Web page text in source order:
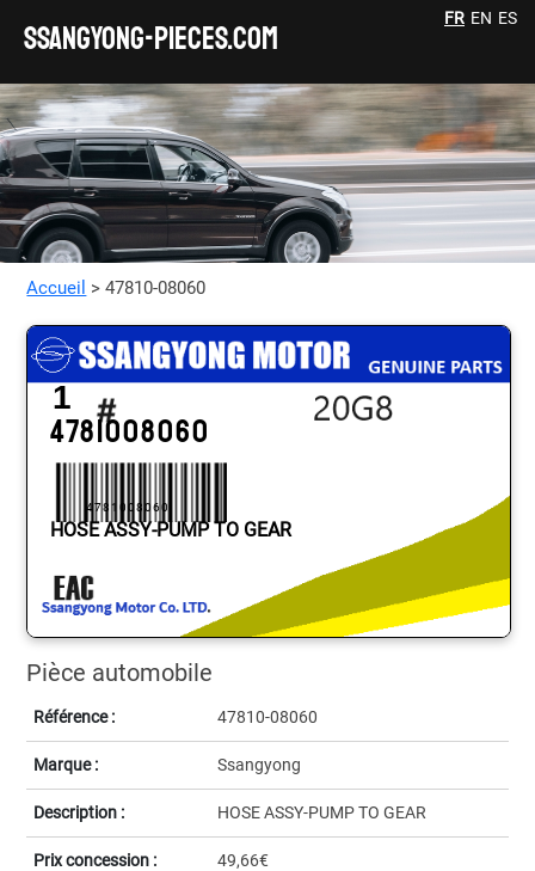
SSANGYONG-pieces.com
FR EN ES
Accueil > 47810-08060
Pièce automobile
Référence : 47810-08060
Marque : Ssangyong
Description : HOSE ASSY-PUMP TO GEAR
Prix concession : 49,66€
1
4781008060
4781008060
HOSE ASSY-PUMP TO GEAR